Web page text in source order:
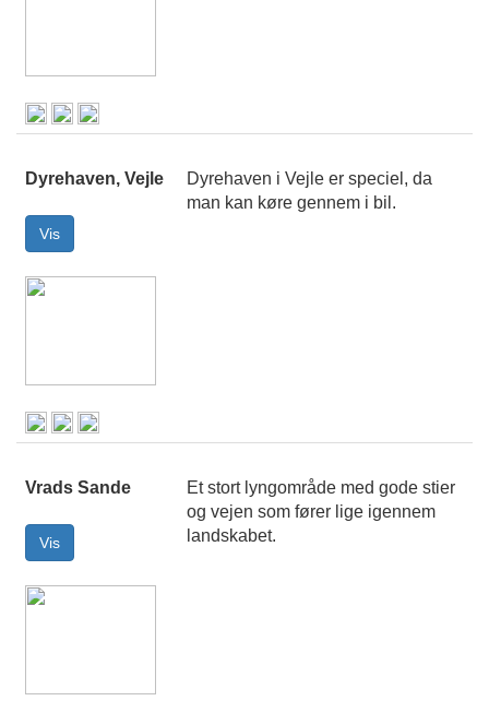
Dyrehaven, Vejle
Dyrehaven i Vejle er speciel, da
man kan køre gennem i bil.
Vrads Sande
Et stort lyngområde med gode stier
og vejen som fører lige igennem
landskabet.